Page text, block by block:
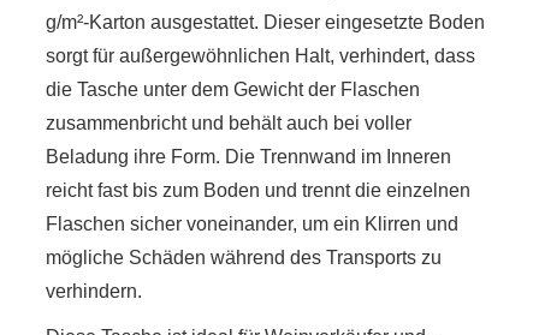
g/m²-Karton ausgestattet. Dieser eingesetzte Boden
sorgt für außergewöhnlichen Halt, verhindert, dass
die Tasche unter dem Gewicht der Flaschen
zusammenbricht und behält auch bei voller
Beladung ihre Form. Die Trennwand im Inneren
reicht fast bis zum Boden und trennt die einzelnen
Flaschen sicher voneinander, um ein Klirren und
mögliche Schäden während des Transports zu
verhindern.